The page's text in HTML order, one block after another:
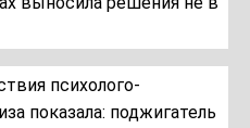
психолого-
показала: поджигатель